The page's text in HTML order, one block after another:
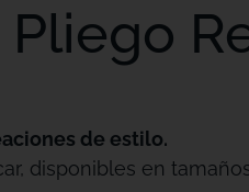
Pliego
de estilo.
disponibles en